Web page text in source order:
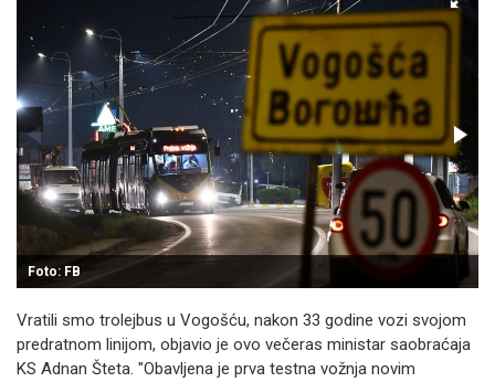
Foto: FB
Vratili smo trolejbus u Vogošću, nakon 33 godine vozi svojom
predratnom linijom, objavio je ovo večeras ministar saobraćaja
KS Adnan Šteta. "Obavljena je prva testna vožnja novim